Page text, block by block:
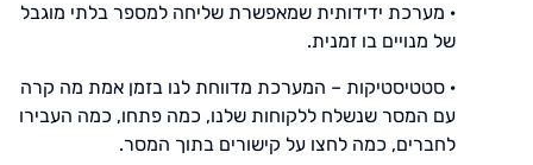
· מערכת ידידותית שמאפשרת שליחה למספר בלתי מוגבל
של מנויים בו זמנית.
· סטטיסטיקות – המערכת מדווחת לנו בזמן אמת מה קרה
עם המסר שנשלח ללקוחות שלנו, כמה פתחו, כמה העבירו
לחברים, כמה לחצו על קישורים בתוך המסר.